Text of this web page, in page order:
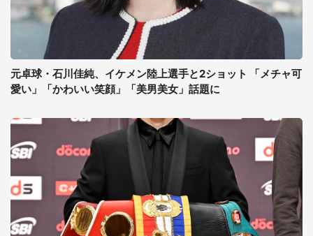
元卓球・石川佳純、イケメン陸上選手と2ショット 「メチャ可
愛い」「かわいい笑顔」「美男美女」話題に